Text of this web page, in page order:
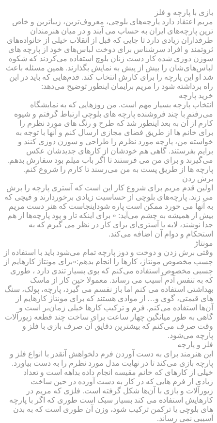
بازی با پارچه و فلز
مریم اعتقاد دارد پارچه‌های بلوچی، معروف‌ترین، زیباترین و خاص
ترین ‌پارچه‌های ایران به حساب می آیند و در میان هنرمندان
طرفداران زیادی دارد تا جایی که قبل از انقلاب خیلی از خانواده‌های
ثروتمند و افراد سرشناس برای دوخت لباس‌های خود از پارچه های
سوزن دوزی شده کار دست زنان بلوچ استفاده می‌کردند که شکوه
لباس‌های‌شان را بیش از پیش به نمایش بگذارند. همین مسئله باعث
شد او این پارچه را برای کارش انتخاب کند. قدم‌هایی که باید در این
راه برداشته شود را مریم برایمان اینطور توضیح می‌دهد:
خرید پارچه
انتخاب پارچه بسیار مهم است. من روزهایی که به نمایشگاه
می‌رفتم با چند فروشنده پارچه های بلوچی ارتباط گرفتم و شیوه
کارم از آن به بعد اینطور شد که طرح و رنگ های‌ مورد نظرم را
برای خانم ها از طریق فضای مجازی ارسال کنم و آنها با توجه به
خواسته من، پارچه مورد نظرم را طراحی و سوزن دوزی کنند و
برایم بفرستند. گاهی هم خودشان از کارهای جدیدشان عکس
می‌گیرند و برای من می فرستند تا اگر باب میلم بود سفارش بدهم.
پارچه ها از طریق پست به من می‌رسند تا کارم را شروع کنم.
برش زدن
اولین قدم مریم برای شروع کار این است که آستری‌ پارچه را برش
می زند. پارچه‌های بلوچی از حساسیت زیادی برخوردارند و قیچی که
به آنها می خورد ممکن است پاره شود‌اینجاست که هنر دست مریم
بیش از همیشه به چشم می‌آید: « برای اینکه تار و پود پارچه‌ها از هم
جدا نوشند، لایه یا آستری‌ای برای کار در نظر می گیرم که به
استحکام و دوام آن اضافه می‌‌کند.
مونتاژ
وقتی برش زدن و دوخت و دوز پارچه تمام می‌شود باید با استفاده از
چسب مخصوص مونتاژ، کارها را انجام بدهم:«برای مونتاژ کارهایم از
چسبی مخصوص استفاده می‌کنم که بوی بسیار تندی دارد ، طوری
که به تنفس آدم آسیب می رساند. معمولا حین کار از ماسک
بهداشتی استفاده می کنم اما باز نفسم می گیرد، پارچه، پولک، سنگ
های قیمتی، گوی و… از موادی هستند که برای مونتاژ کارهایم از
آن‌ها استفاده می‌کنم. فرم و ترکیب کارها خیلی زمان‌بر است و
گاهی به طور میانگین چهار ساعت برای ساخت چند قطعه زیورآلات
وقت صرف می‌کنم که بیشترین دقایق آن صرف بازی با فلز و
پارچه می‌شود.
فلز و پارچه
این هنرمند برای به دست آوردن فرم دلخواهش آنقدر با انواع فلز و
پارچه بازی می‌کند تا در نهایت مدل مورد نظرم را به دست بیاورد.
خیلی از کارهای که خانم مقیسه انجام داده بداهه است و تعداد
زیادی از فرم هایی که در کار به دست آورده در حین ساخت
زیورآلات و بازی با آن‌ها شکل گرفته است. فلزی که مریم در
کارهایش استفاده می کند بسیار سبک است طوری که اگر با پارچه
های بلوچی یا ترکمن ترکیب شود، وزن آن طوری است که به بدن
آسیبی نمی رساند.